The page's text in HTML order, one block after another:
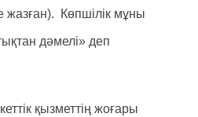
жазған). Көпшілік мұны
дәмелі» деп
қызметтің жоғары